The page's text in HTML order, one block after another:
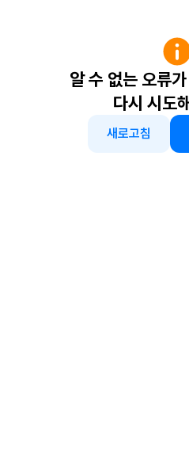
알 수 없는 오류
다시 시도
새로고침